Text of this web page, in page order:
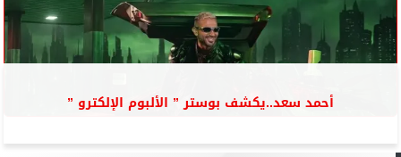
أحمد سعد..يكشف بوستر ” الألبوم الإلكترو ”